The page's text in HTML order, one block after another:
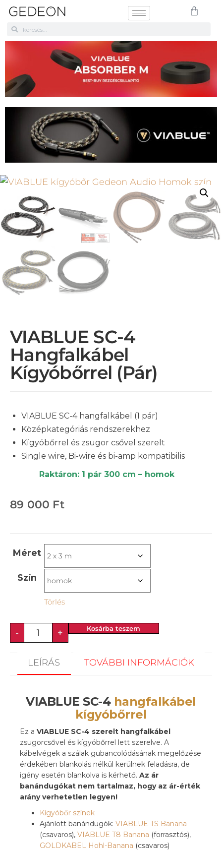
VIABLUE SC-4
Hangfalkábel
Kígyóbőrrel (pár)
VIABLUE SC-4 hangfalkábel (1 pár)
Középkategóriás rendszerekhez
Kígyóbőrrel és zsugor csővel szerelt
Single wire, Bi-wire és bi-amp kompatibilis
Raktáron: 1 pár 300 cm – homok
89 000 Ft
Méret
Szín
Törlés
- + Kosárba teszem
LEÍRÁS TOVÁBBI INFORMÁCIÓK
VIABLUE SC-4hangfalkábel
kígyóbőrrel
Ez a VIABLUE SC-4 szerelt hangfalkábel
zsugorcsővel és kígyóbőrrel lett szerelve. A
kábelvégek a szálak gubancolódásának megelőzése
érdekében blankolás nélkül kerülnek feladásra, de
igény esetén blankolva is kérhető. Az ár
banándugókat nem tartalmaz, hogy az ár-érték
arány verhetetlen legyen!
Kígyóbőr színek
Ajánlott banándugók: VIABLUE TS Banana
(csavaros), VIABLUE T8 Banana (forrasztós),
GOLDKABEL Hohl-Banana (csavaros)